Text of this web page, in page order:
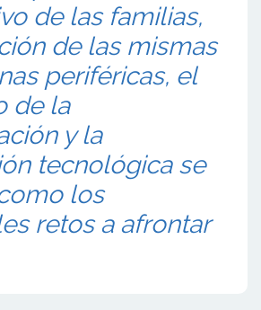
de las familias,
de las mismas
periféricas, el
de la
y la
tecnológica se
los
retos a afrontar